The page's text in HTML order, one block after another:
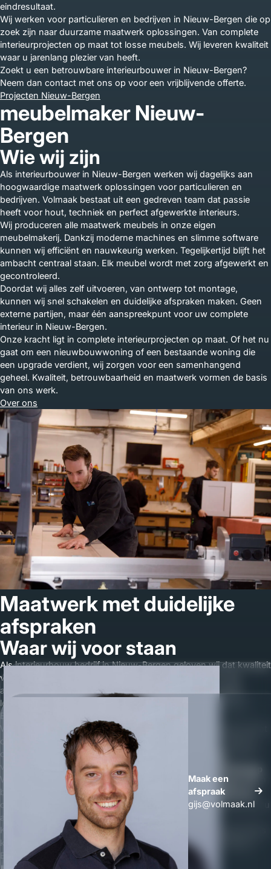
eindresultaat.
Wij werken voor particulieren en bedrijven in Nieuw-Bergen die op
zoek zijn naar duurzame maatwerk oplossingen. Van complete
interieurprojecten op maat tot losse meubels. Wij leveren kwaliteit
waar u jarenlang plezier van heeft.
Zoekt u een betrouwbare interieurbouwer in Nieuw-Bergen?
Neem dan contact met ons op voor een vrijblijvende offerte.
Projecten Nieuw-Bergen
meubelmaker Nieuw-
Bergen
Wie wij zijn
Als interieurbouwer in Nieuw-Bergen werken wij dagelijks aan
hoogwaardige maatwerk oplossingen voor particulieren en
bedrijven. Volmaak bestaat uit een gedreven team dat passie
heeft voor hout, techniek en perfect afgewerkte interieurs.
Wij produceren alle maatwerk meubels in onze eigen
meubelmakerij. Dankzij moderne machines en slimme software
kunnen wij efficiënt en nauwkeurig werken. Tegelijkertijd blijft het
ambacht centraal staan. Elk meubel wordt met zorg afgewerkt en
gecontroleerd.
Doordat wij alles zelf uitvoeren, van ontwerp tot montage,
kunnen wij snel schakelen en duidelijke afspraken maken. Geen
externe partijen, maar één aanspreekpunt voor uw complete
interieur in Nieuw-Bergen.
Onze kracht ligt in complete interieurprojecten op maat. Of het nu
gaat om een nieuwbouwwoning of een bestaande woning die
een upgrade verdient, wij zorgen voor een samenhangend
geheel. Kwaliteit, betrouwbaarheid en maatwerk vormen de basis
van ons werk.
Over ons
Maatwerk met duidelijke
afspraken
Waar wij voor staan
Als interieurbouw bedrijf in Nieuw-Bergen geloven wij dat kwaliteit
voelbaar moet zijn. In het gebruik, in de uitstraling en in de
afwerking. Daarom werken wij uitsluitend met betrouwbare
leveranciers en duurzame materialen uit de regio van Nieuw-
Bergen.
Wij maken maatwerk interieur zonder half werk. Elk project, groot
of klein, krijgt dezelfde aandacht. Van losse maatwerk kast tot
compleet interieur op maat: wij leveren kwaliteit waar u op kunt
vertrouwen.
Wij vinden het belangrijk dat u vooraf duidelijkheid heeft. Daarom
bespreken wij de kosten van interieurbouw open en eerlijk. U
ontvangt een gespecificeerde offerte zodat u precies weet waar u
aan toe bent.
Klanten staan bij ons op nummer één. Wij gaan pas weg als alles
klopt en u tevreden bent met uw maatwerk meubels in Nieuw-
Bergen. Dat is waar wij voor staan.
Maak een
afspraak
Maak een
afspraak
gijs@volmaak.nl